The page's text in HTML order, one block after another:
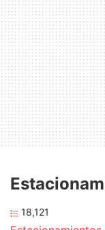
18,121